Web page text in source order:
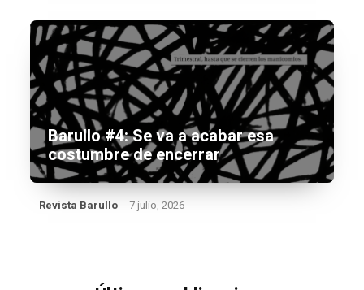
Barullo #4: Se va a acabar esa
costumbre de encerrar
Revista Barullo 7 julio, 2026